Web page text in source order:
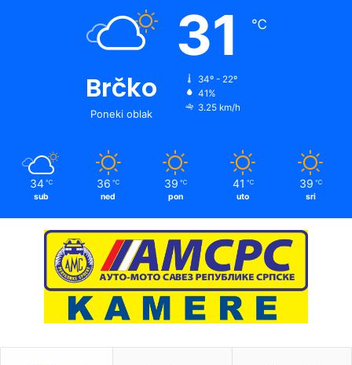
Brčko
Poneki oblak
31 ℃
34º - 22º
41%
3.25 km/h
34 ℃
sub
36 ℃
ned
39 ℃
pon
41 ℃
uto
39 ℃
sri